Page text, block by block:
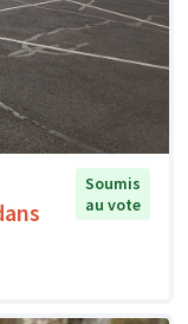
Soumis
au vote